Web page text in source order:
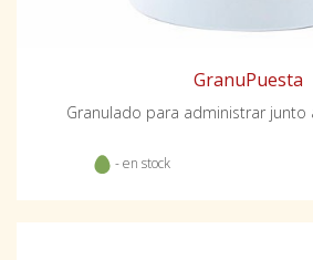
GranuPuesta
Granulado para administrar junto
- en stock